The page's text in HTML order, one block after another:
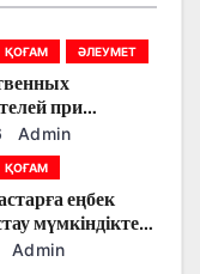
ҚОҒАМ ӘЛЕУМЕТ
при
РК перешел на
Admin
ҚОҒАМ
еңбек
мүмкіндіктері
Admin